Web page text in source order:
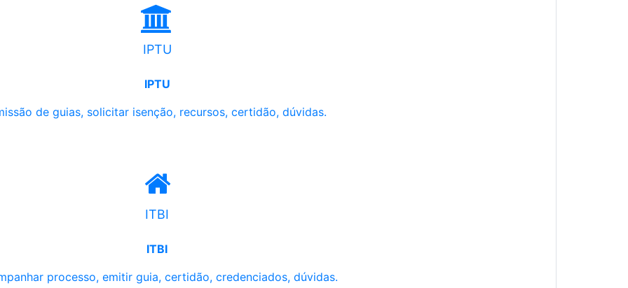
IPTU
IPTU
de guias, solicitar isenção, recursos, certidão, dúvidas.
ITBI
ITBI
processo, emitir guia, certidão, credenciados, dúvidas.